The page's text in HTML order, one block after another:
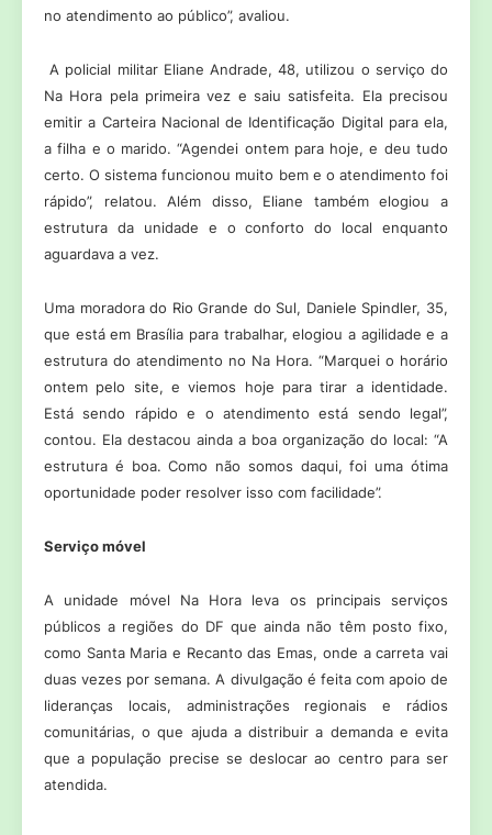
no atendimento ao público”, avaliou.
A policial militar Eliane Andrade, 48, utilizou o serviço do
Na Hora pela primeira vez e saiu satisfeita. Ela precisou
emitir a Carteira Nacional de Identificação Digital para ela,
a filha e o marido. “Agendei ontem para hoje, e deu tudo
certo. O sistema funcionou muito bem e o atendimento foi
rápido”, relatou. Além disso, Eliane também elogiou a
estrutura da unidade e o conforto do local enquanto
aguardava a vez.
Uma moradora do Rio Grande do Sul, Daniele Spindler, 35,
que está em Brasília para trabalhar, elogiou a agilidade e a
estrutura do atendimento no Na Hora. “Marquei o horário
ontem pelo site, e viemos hoje para tirar a identidade.
Está sendo rápido e o atendimento está sendo legal”,
contou. Ela destacou ainda a boa organização do local: “A
estrutura é boa. Como não somos daqui, foi uma ótima
oportunidade poder resolver isso com facilidade”.
Serviço móvel
A unidade móvel Na Hora leva os principais serviços
públicos a regiões do DF que ainda não têm posto fixo,
como Santa Maria e Recanto das Emas, onde a carreta vai
duas vezes por semana. A divulgação é feita com apoio de
lideranças locais, administrações regionais e rádios
comunitárias, o que ajuda a distribuir a demanda e evita
que a população precise se deslocar ao centro para ser
atendida.